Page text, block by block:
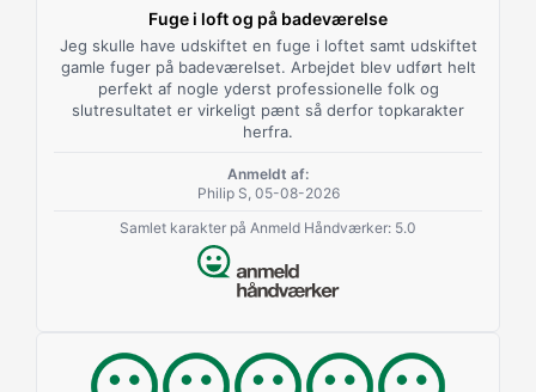
Fuge i loft og på badeværelse
Jeg skulle have udskiftet en fuge i loftet samt udskiftet
gamle fuger på badeværelset. Arbejdet blev udført helt
perfekt af nogle yderst professionelle folk og
slutresultatet er virkeligt pænt så derfor topkarakter
herfra.
Anmeldt af:
Philip S, 05-08-2026
Samlet karakter på Anmeld Håndværker: 5.0